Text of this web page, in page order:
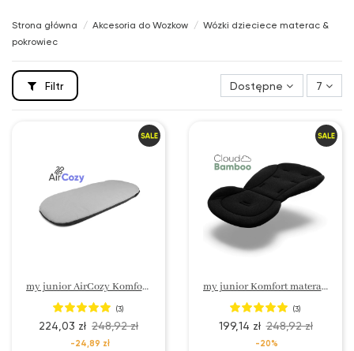
Strona główna Akcesoria do Wozkow
Wózki dzieciece materac &
pokrowiec
Filtr Dostępne 7
my junior AirCozy Komfort Materac
(3)
224,03 zł 248,92 zł
-24,89 zł
my junior Komfort materac redukcyjny do wózka CloudBamboo
(3)
199,14 zł 248,92 zł
-20%